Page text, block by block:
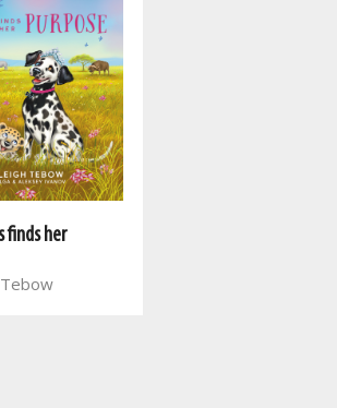
finds her